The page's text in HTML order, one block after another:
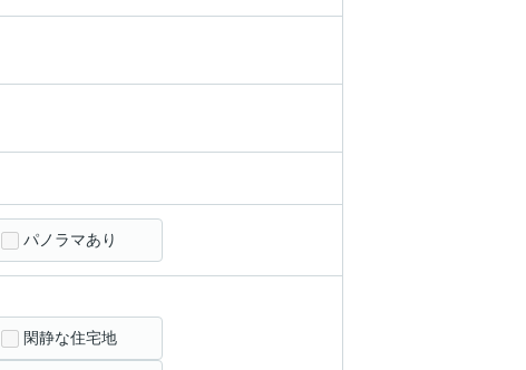
パノラマあり
閑静な住宅地